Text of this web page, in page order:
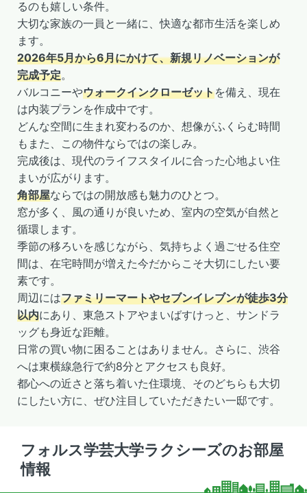
るのも嬉しい条件。
大切な家族の一員と一緒に、快適な都市生活を楽しめ
ます。
2026年5月から6月にかけて、新規リノベーションが
完成予定。
バルコニーやウォークインクローゼットを備え、現在
は内装プランを作成中です。
どんな空間に生まれ変わるのか、想像がふくらむ時間
もまた、この物件ならではの楽しみ。
完成後は、現代のライフスタイルに合った心地よい住
まいが広がります。
角部屋ならではの開放感も魅力のひとつ。
窓が多く、風の通りが良いため、室内の空気が自然と
循環します。
季節の移ろいを感じながら、気持ちよく過ごせる住空
間は、在宅時間が増えた今だからこそ大切にしたい要
素です。
周辺にはファミリーマートやセブンイレブンが徒歩3分
以内にあり、東急ストアやまいばすけっと、サンドラ
ッグも身近な距離。
日常の買い物に困ることはありません。さらに、渋谷
へは東横線急行で約8分とアクセスも良好。
都心への近さと落ち着いた住環境、そのどちらも大切
にしたい方に、ぜひ注目していただきたい一邸です。
フォルス学芸大学ラクシーズのお部屋
情報